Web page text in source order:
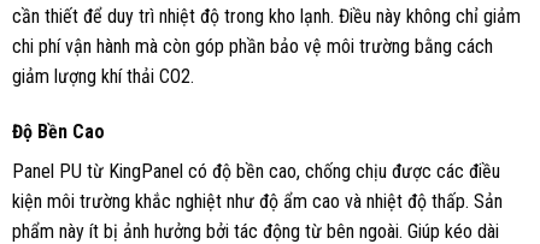
cần thiết để duy trì nhiệt độ trong kho lạnh. Điều này không chỉ giảm
chi phí vận hành mà còn góp phần bảo vệ môi trường bằng cách
giảm lượng khí thải CO2.
Độ Bền Cao
Panel PU từ KingPanel có độ bền cao, chống chịu được các điều
kiện môi trường khắc nghiệt như độ ẩm cao và nhiệt độ thấp. Sản
phẩm này ít bị ảnh hưởng bởi tác động từ bên ngoài. Giúp kéo dài